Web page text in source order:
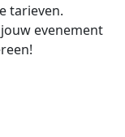
tarieven.
evenement